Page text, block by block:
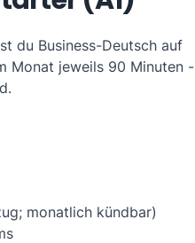
du Business-Deutsch auf
Monat jeweils 90 Minuten -
monatlich kündbar)